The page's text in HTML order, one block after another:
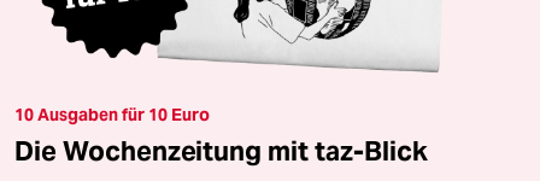
10 Ausgaben für 10 Euro
Die Wochenzeitung mit taz-Blick